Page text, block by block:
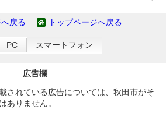
戻る トップページへ戻る
PC スマートフォン
広告欄
されている広告については、秋田市がそ
ありません。